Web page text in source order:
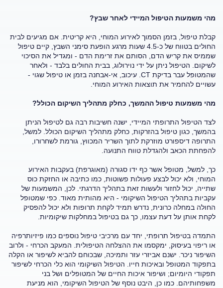
מהי משמעות הטיפול המיידי לאחר שבץ?
קבלת טיפול, בזמן הסמוך לאירוע המוחי, היא קריטית. אם מגיעים לבית
החולים בטווח של כ-4.5 שעות מרגע הופעת סימני השבץ, קיים טיפול
שממיס את קריש הדם, הסותם את זרימת הדם - ומגדיל את הסיכוי
לשיקום. הטיפול ניתן על ידי נוירולוג, בבית החולים בלבד - ולאחר
שהמטופל עבר בדיקת CT. עיכוב, אי-אבחנה בזמן או טיפול שגוי -
עשויים להחמיר את תוצאות האירוע המוחי.
מהי משמעות טיפול ההמשך, כחלק מתהליך השיקום הכולל?
לצד הטיפול התרופתי המיידי, ישנה חשיבות רבה גם לטיפול הניתן
בהמשך, כגון טיפול בהזרקות, כחלק מתהליך השיקום הכולל. למשל,
התרופה דיספורט מוזרקת לתוך השריר המכווץ, גורמת לשחרורו,
להפחתת הכאב ולהגדלת טווח התנועה.
כך, למשל, מטופל אשר כף ידו סגורה (מאוגרפת) בעקבות האירוע
המוחי, ולא יכול לבצע פעולות פשוטות, כמו כתיבה או החזקת כוס
שתייה, יכול לחזור ולעשות זאת בתהליך הדרגתי. לכן, המשמעות של
עקביות בתהליך הטיפול השיקומי - היא מהותית מאוד. כפי שמטופל
החולה במחלה כרונית, נדרש תמיד לקחת תרופות ולא יכול להפסיק
לקחת אותן על דעת עצמו, כך גם בטיפול במחלקות שיקומיות.
התמדה בטיפול תרופתי, יחד עם מרכיבי טיפול נוספים כמו פיזיותרפיה
או ריפוי בעיסוק, ימקסמו את ההצלחה הטיפולית. המעקב הכרחי - ולרוב
השיפור ניכר. ישנם אביזרי עזר ותמיכה, שבכוחם להביא לשיפור או הקלה
בתפקוד המטופל ובאיכות חייו. הטיפול השיקומי הוא כלי הכרחי לשיפור
תפקודי היומיום; ושיפור איכות החיים של המטופלים ושל בני
משפחותיהם. כמו כן, היבט נוסף של הטיפול השיקומי, הוא מניעת